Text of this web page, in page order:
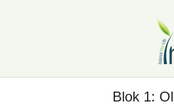
Blok 1: